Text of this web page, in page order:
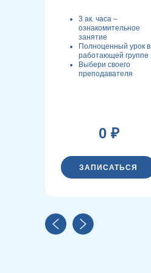
ЗАПИСАТЬСЯ
3 ак. часа –
ознакомительное
занятие
Полноценный урок в
работающей группе
Выбери своего
преподавателя
0 ₽